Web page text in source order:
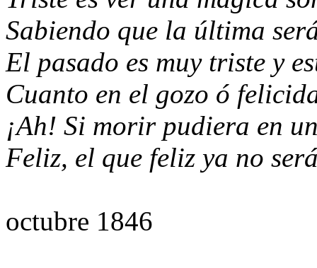
Sabiendo que la última
El pasado es muy triste y
Cuanto en el gozo ó
¡Ah! Si morir pudiera en
Feliz, el que feliz ya no
octubre 1846